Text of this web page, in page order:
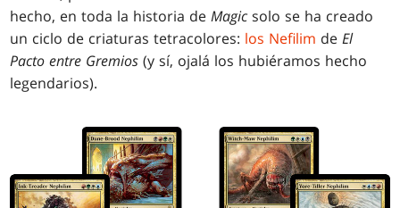
hecho, en toda la historia deMagic solo se ha creado
un ciclo de criaturas tetracolores: los Nefilim deEl
Pacto entre Gremios (y sí, ojalá los hubiéramos hecho
legendarios).